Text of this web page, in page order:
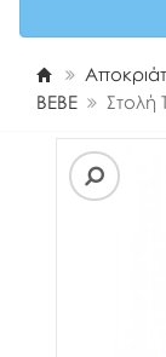
BEBE
Στολή